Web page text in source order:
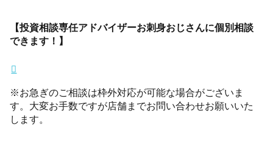
【投資相談専任アドバイザーお刺身おじさんに個別相談
できます！】
※お急ぎのご相談は枠外対応が可能な場合がございま
す。大変お手数ですが店舗までお問い合わせお願いいた
します。